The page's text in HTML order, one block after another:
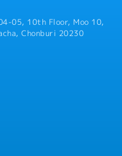
05, 10th Floor, Moo 10,
Chonburi 20230